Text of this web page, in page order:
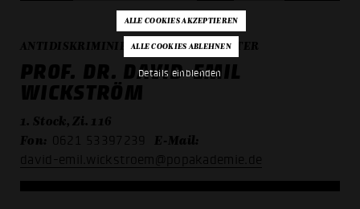
Details einblenden
ANTIDISKRIMINIERUNGSBEAUFTRAGTER
PROF. DR. DAVID-EMIL
WICKSTRÖM
1. Stock, Zi. 116
Fon: 0621 53397239 E-Mail:
david-emil.wickstroem@popakademie.de